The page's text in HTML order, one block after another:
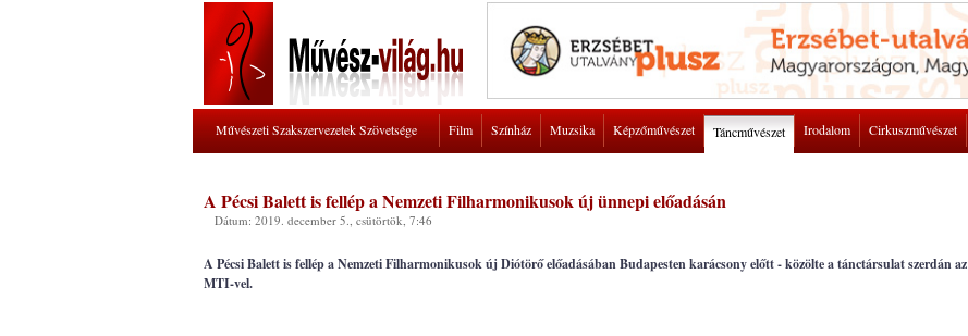
Művészeti Szakszervezetek Szövetsége Film Színház Muzsika Képzőművészet Táncművészet Irodalom Cirkuszművészet
A Pécsi Balett is fellép a Nemzeti Filharmonikusok új ünnepi előadásán
Dátum: 2019. december 5., csütörtök, 7:46
A Pécsi Balett is fellép a Nemzeti Filharmonikusok új Diótörő előadásában Budapesten karácsony előtt - közölte a tánctársulat szerdán az
MTI-vel.